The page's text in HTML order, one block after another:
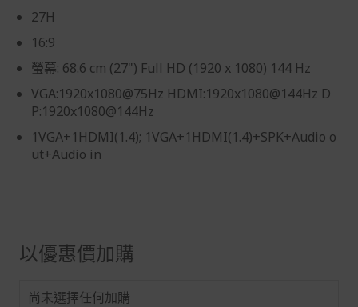
退/換貨須知
本網站消費者享有商品到貨七天鑑賞期之權益(鑑賞期並非
試用期)。
到貨七天內消費者有權申請退貨或換貨；超過七天以上(含
假日)，恕無法辦理。
退回之商品必須是全新狀態且完整包裝(含商品、附件、包
裝、紙箱及所有附隨文件或資料)。
商品到貨後進行開箱前請全程錄影以確保自身權益 ! 非商
貨。
繫客服。
27H
16:9
螢幕: 68.6 cm (27") Full HD (1920 x 1080) 144 Hz
VGA:1920x1080@75Hz HDMI:1920x1080@144Hz D
P:1920x1080@144Hz
1VGA+1HDMI(1.4); 1VGA+1HDMI(1.4)+SPK+Audio o
ut+Audio in
以優惠價加購
尚未選擇任何加購